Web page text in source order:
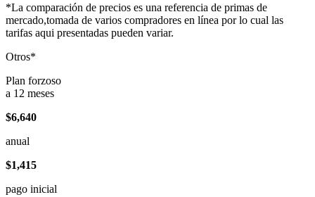
*La comparación de precios es una referencia de primas de
mercado,tomada de varios compradores en línea por lo cual las
tarifas aqui presentadas pueden variar.
Otros*
Plan forzoso
a 12 meses
$6,640
anual
$1,415
pago inicial